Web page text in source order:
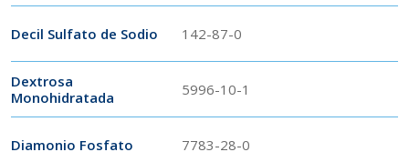
Decil Sulfato de Sodio 142-87-0
Dextrosa
Monohidratada
5996-10-1
Diamonio Fosfato 7783-28-0